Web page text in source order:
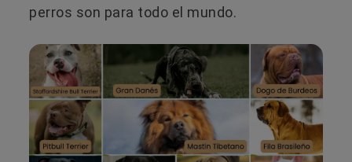
perros son para todo el mundo.